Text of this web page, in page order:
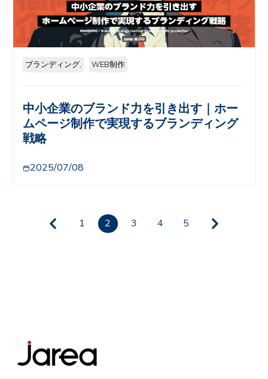
ブランディング, WEB制作
中小企業のブランド力を引き出す｜ホー
ムページ制作で実現するブランディング
戦略
2025/07/08
1 2 3 4 5